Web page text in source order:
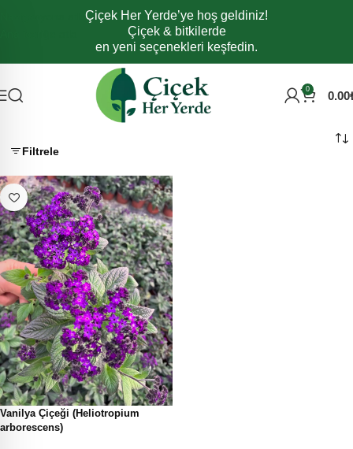
Navigasyona atlaÇiçek Her Yerde’ye hoş geldiniz!
Çiçek & bitkilerde
en yeni seçenekleri keşfedin.
0 0.00
Filtrele
Vanilya Çiçeği (Heliotropium
arborescens)